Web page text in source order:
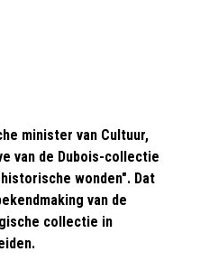
minister van Cultuur,
van de Dubois-collectie
wonden". Dat
van de
collectie in